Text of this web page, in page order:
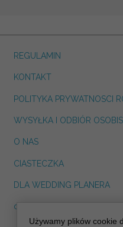
REGULAMIN
KONTAKT
POLITYKA PRYWATNOSCI
WYSYŁKA I ODBIÓR
O NAS
CIASTECZKA
DLA WEDDING PLANERA
dreskot.com
Używamy plików cookie